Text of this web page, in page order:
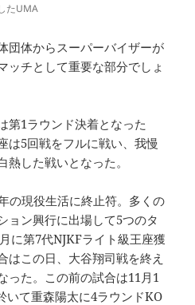
たUMA
団体からスーパーバイザーが
ッチとして重要な部分でしょ
第1ラウンド決着となった
は5回戦をフルに戦い、我慢
した戦いとなった。
の現役生活に終止符。多くの
ョン興行に出場して5つのタ
に第7代NJKFライト級王座獲
はこの日、大谷翔司戦を終え
った。この前の試合は11月1
いて重森陽太に4ラウンドKO